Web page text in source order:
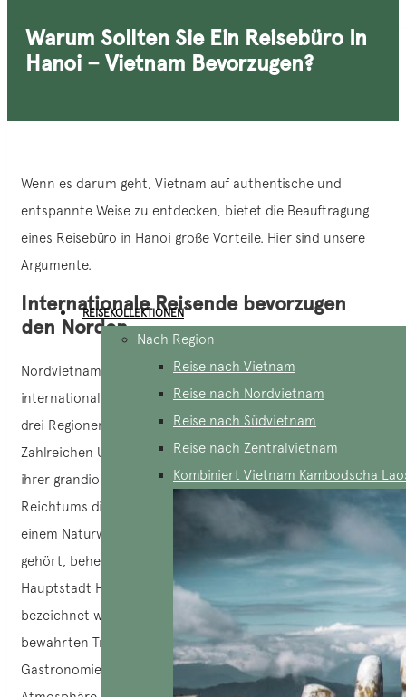
REISEKOLLEKTIONEN
Nach Region
Reise nach Vietnam
Reise nach Nordvietnam
Reise nach Südvietnam
Reise nach Zentralvietnam
Kombiniert Vietnam Kambodscha
Warum Sollten Sie Ein Reisebüro In
Hanoi – Vietnam Bevorzugen?
Wenn es darum geht, Vietnam auf authentische und
entspannte Weise zu entdecken, bietet die Beauftragung
eines Reisebüro in Hanoi große Vorteile. Hier sind unsere
Argumente.
Internationale Reisende bevorzugen
den Norden
Nordvietnam wird häufig bevorzugt, insbesondere von
internationalen Reisenden, wenn es um die Wahl einer der
drei Regionen geht, die in Vietnam erkundet werden sollen.
Zahlreichen Umfragen zufolge ist diese Region aufgrund
ihrer grandiosen Naturlandschaften und ihres kulturellen
Reichtums die beliebteste. Neben der Halong-Bucht,
einem Naturwunder, das zum
UNESCO
-Weltkulturerbe
gehört, beherbergt der Norden auch die tausendjährige
Hauptstadt Hanoi, die oft als „Vietnam en miniature“
bezeichnet wird. Mit seinem authentischen Charme, seinen
bewahrten Traditionen und seiner einzigartigen
Gastronomie besticht Hanoi durch seine zeitlose